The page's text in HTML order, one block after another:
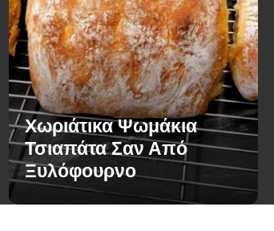
Χωριάτικα Ψωμάκια
Τσιαπάτα Σαν Από
Ξυλόφουρνο